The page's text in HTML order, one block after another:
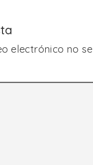
electrónico no